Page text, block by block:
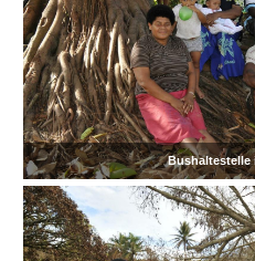
Bushaltestelle